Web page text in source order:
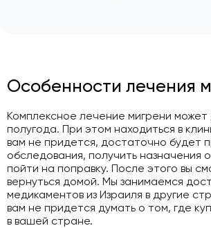
Особенности лечения
Комплексное лечение мигрени может
полугода. При этом находиться в
вам не придется, достаточно будет
обследования, получить назначения
пойти на поправку. После этого вы
вернуться домой. Мы занимаемся
медикаментов из Израиля в другие
вам не придется думать о том, где
в вашей стране.